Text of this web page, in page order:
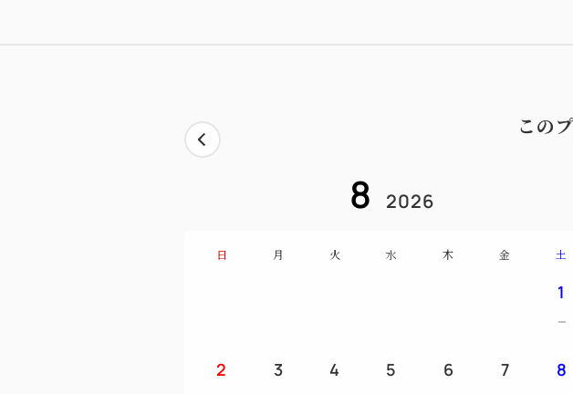
この
8 2026
日 月 火 水 木 金 土
1
2 3 4 5 6 7 8